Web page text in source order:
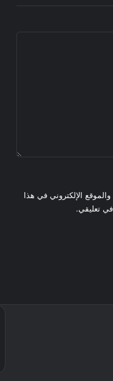
الإلكتروني في هذا
في تعليقي.